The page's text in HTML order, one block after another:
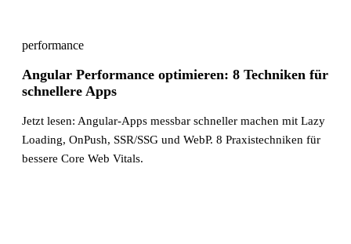
performance
Angular Performance optimieren: 8 Techniken für
schnellere Apps
Jetzt lesen: Angular-Apps messbar schneller machen mit Lazy
Loading, OnPush, SSR/SSG und WebP. 8 Praxistechniken für
bessere Core Web Vitals.